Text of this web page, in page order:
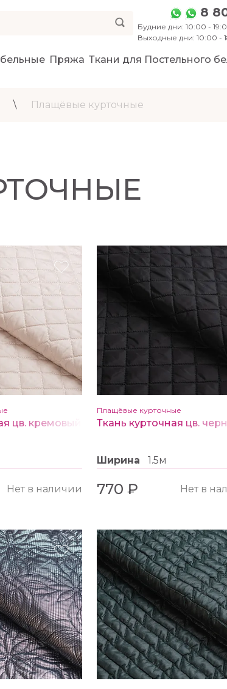
8
Будние дни: 10:00 -
Выходные дни: 10:00 -
Пряжа Ткани для Постельного
\ Плащёвые курточные
цв. кремовый
Нет в наличии
Плащёвые курточные
Ткань курточная цв.
Ширина 1.5м
770 ₽ Нет в